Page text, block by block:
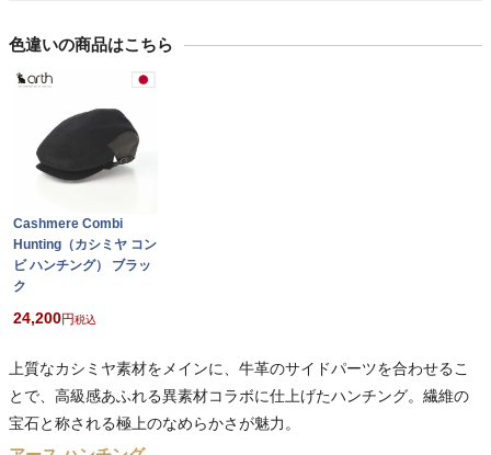
色違いの商品はこちら
Cashmere Combi
Hunting（カシミヤ コン
ビ ハンチング） ブラッ
ク
24,200 税込
上質なカシミヤ素材をメインに、牛革のサイドパーツを合わせるこ
とで、高級感あふれる異素材コラボに仕上げたハンチング。繊維の
宝石と称される極上のなめらかさが魅力。